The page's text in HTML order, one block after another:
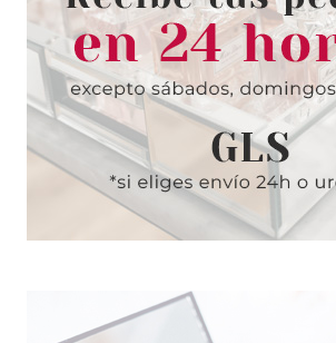
N18 TANGO
Pvr 42.00€
-46%
desde
22.50€